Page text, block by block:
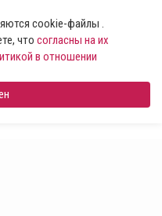
cookie-файлы .
что согласны на их
в отношении